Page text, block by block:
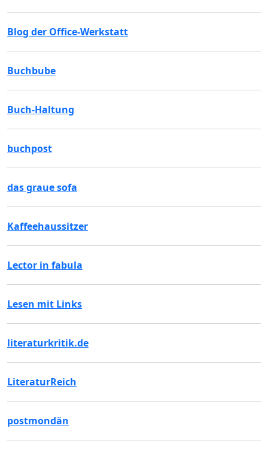
Blog der Office-Werkstatt
Buchbube
Buch-Haltung
buchpost
das graue sofa
Kaffeehaussitzer
Lector in fabula
Lesen mit Links
literaturkritik.de
LiteraturReich
postmondän